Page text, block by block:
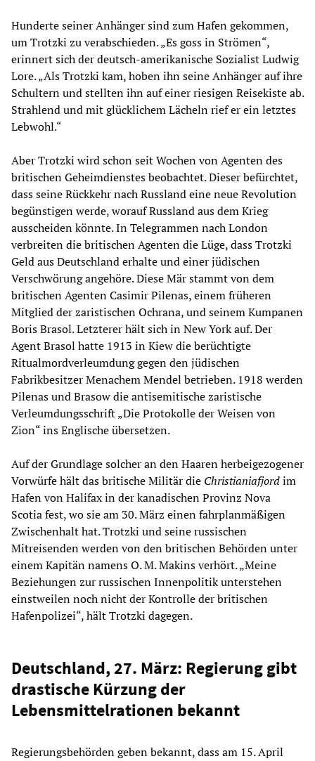
Hunderte seiner Anhänger sind zum Hafen gekommen,
um Trotzki zu verabschieden. „Es goss in Strömen“,
erinnert sich der deutsch-amerikanische Sozialist Ludwig
Lore. „Als Trotzki kam, hoben ihn seine Anhänger auf ihre
Schultern und stellten ihn auf einer riesigen Reisekiste ab.
Strahlend und mit glücklichem Lächeln rief er ein letztes
Lebwohl.“
Aber Trotzki wird schon seit Wochen von Agenten des
britischen Geheimdienstes beobachtet. Dieser befürchtet,
dass seine Rückkehr nach Russland eine neue Revolution
begünstigen werde, worauf Russland aus dem Krieg
ausscheiden könnte. In Telegrammen nach London
verbreiten die britischen Agenten die Lüge, dass Trotzki
Geld aus Deutschland erhalte und einer jüdischen
Verschwörung angehöre. Diese Mär stammt von dem
britischen Agenten Casimir Pilenas, einem früheren
Mitglied der zaristischen Ochrana, und seinem Kumpanen
Boris Brasol. Letzterer hält sich in New York auf. Der
Agent Brasol hatte 1913 in Kiew die berüchtigte
Ritualmordverleumdung gegen den jüdischen
Fabrikbesitzer Menachem Mendel betrieben. 1918 werden
Pilenas und Brasow die antisemitische zaristische
Verleumdungsschrift „Die Protokolle der Weisen von
Zion“ ins Englische übersetzen.
Auf der Grundlage solcher an den Haaren herbeigezogener
Vorwürfe hält das britische Militär die Christianiafjordim
Hafen von Halifax in der kanadischen Provinz Nova
Scotia fest, wo sie am 30. März einen fahrplanmäßigen
Zwischenhalt hat. Trotzki und seine russischen
Mitreisenden werden von den britischen Behörden unter
einem Kapitän namens O. M. Makins verhört. „Meine
Beziehungen zur russischen Innenpolitik unterstehen
einstweilen noch nicht der Kontrolle der britischen
Hafenpolizei“, hält Trotzki dagegen.
Deutschland, 27. März: Regierung gibt
drastische Kürzung der
Lebensmittelrationen bekannt
Regierungsbehörden geben bekannt, dass am 15. April